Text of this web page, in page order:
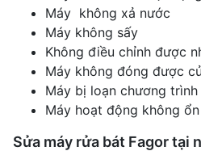
Máy không xả nước
Máy không sấy
Không điều chỉnh được
Máy không đóng được
Máy bị loạn chương trình
Máy hoạt động không
Sửa máy rửa bát Fagor tại